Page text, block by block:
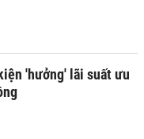
'hưởng' lãi suất ưu